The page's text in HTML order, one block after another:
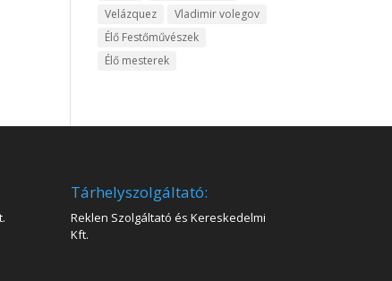
Velázquez
Vladimir volegov
Élő Festőművészek
Élő mesterek
Tárhelyszolgáltató:
Reklen Szolgáltató és Kereskedelmi
Kft.